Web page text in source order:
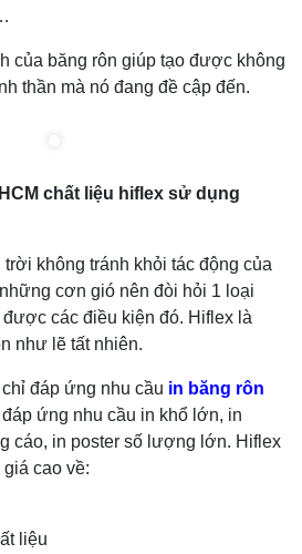
của băng rôn giúp tạo được không
thần mà nó đang đề cập đến.
chất liệu hiflex sử dụng
không tránh khỏi tác động của
cơn gió nên đòi hỏi 1 loại
các điều kiện đó. Hiflex là
như lẽ tất nhiên.
đáp ứng nhu cầu in băng rôn
ứng nhu cầu in khổ lớn, in
cáo, in poster số lượng lớn. Hiflex
cao về:
liệu